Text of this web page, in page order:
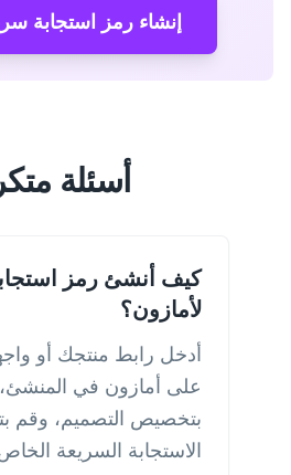
إنشاء رمز استجابة
أسئلة
كيف أنشئ رمز
لأمازون؟
أدخل رابط منتجك أو
على أمازون في
بتخصيص التصميم، وقم
الاستجابة السريعة